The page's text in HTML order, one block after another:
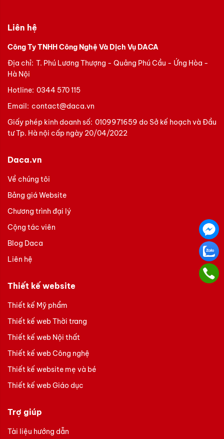
Liên hệ
Công Ty TNHH Công Nghệ Và Dịch Vụ DACA
Địa chỉ: T. Phú Lương Thượng - Quảng Phú Cầu - Ứng Hòa -
Hà Nội
Hotline: 0344 570 115
Email: contact@daca.vn
Giấy phép kinh doanh số: 0109971659 do Sở kế hoạch và Đầu
tư Tp. Hà nội cấp ngày 20/04/2022
Daca.vn
Về chúng tôi
Bảng giá Website
Chương trình đại lý
Cộng tác viên
Blog Daca
Liên hệ
Thiết kế website
Thiết kế Mỹ phẩm
Thiết kế web Thời trang
Thiết kế web Nội thất
Thiết kế web Công nghệ
Thiết kế website mẹ và bé
Thiết kế web Giáo dục
Trợ giúp
Tài liệu hướng dẫn